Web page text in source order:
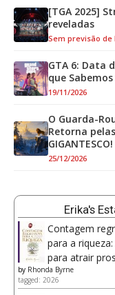
[TGA 2025]
reveladas
Sem previsão de
GTA 6: Data
que
19/11/2026
O Guarda-
Retorna
GIGANTESCO!
25/12/2026
Erika's
Contagem
para a
para atrair
by Rhonda Byrne
tagged: 2026